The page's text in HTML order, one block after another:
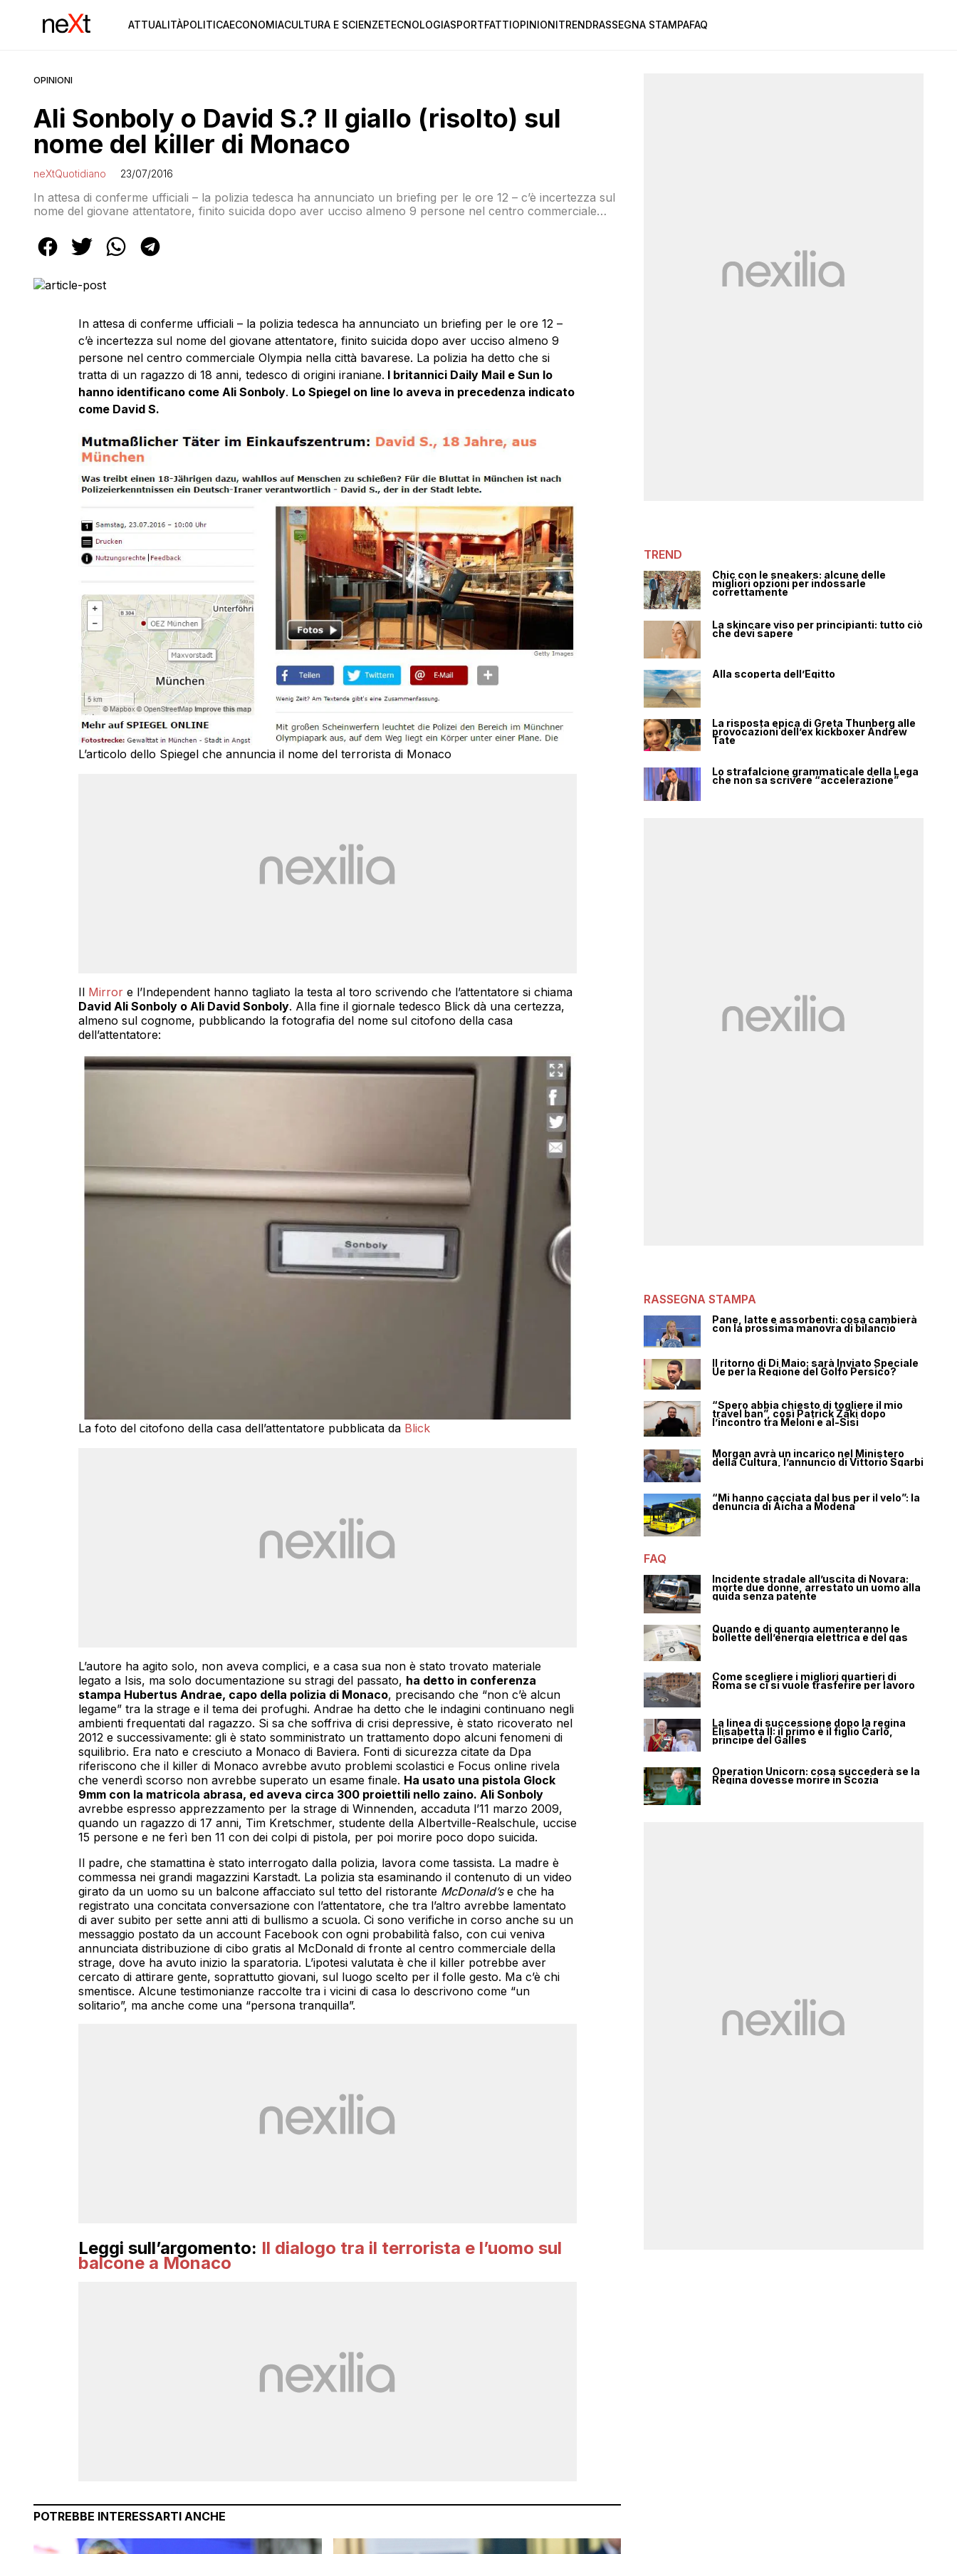
ATTUALITÀPOLITICAECONOMIACULTURA E SCIENZETECNOLOGIASPORTFATTIOPINIONITRENDRASSEGNA STAMPAFAQ
OPINIONI
Ali Sonboly o David S.? Il giallo (risolto) sul
nome del killer di Monaco
neXtQuotidiano 23/07/2016
In attesa di conferme ufficiali – la polizia tedesca ha annunciato un briefing per le ore 12 – c’è incertezza sul
nome del giovane attentatore, finito suicida dopo aver ucciso almeno 9 persone nel centro commerciale
In attesa di conferme ufficiali – la polizia tedesca ha annunciato un briefing per le ore 12 –
c’è incertezza sul nome del giovane attentatore, finito suicida dopo aver ucciso almeno 9
persone nel centro commerciale Olympia nella città bavarese. La polizia ha detto che si
tratta di un ragazzo di 18 anni, tedesco di origini iraniane. I britannici Daily Mail e Sun lo
hanno identificano come Ali Sonboly. Lo Spiegel on line lo aveva in precedenza indicato
come David S.
L’articolo dello Spiegel che annuncia il nome del terrorista di Monaco
Il Mirror e l’Independent hanno tagliato la testa al toro scrivendo che l’attentatore si chiama
David Ali Sonboly o Ali David Sonboly. Alla fine il giornale tedesco Blick dà una certezza,
almeno sul cognome, pubblicando la fotografia del nome sul citofono della casa
dell’attentatore:
La foto del citofono della casa dell’attentatore pubblicata da Blick
L’autore ha agito solo, non aveva complici, e a casa sua non è stato trovato materiale
legato a Isis, ma solo documentazione su stragi del passato, ha detto in conferenza
stampa Hubertus Andrae, capo della polizia di Monaco, precisando che “non c’è alcun
legame” tra la strage e il tema dei profughi. Andrae ha detto che le indagini continuano negli
ambienti frequentati dal ragazzo. Si sa che soffriva di crisi depressive, è stato ricoverato nel
2012 e successivamente: gli è stato somministrato un trattamento dopo alcuni fenomeni di
squilibrio. Era nato e cresciuto a Monaco di Baviera. Fonti di sicurezza citate da Dpa
riferiscono che il killer di Monaco avrebbe avuto problemi scolastici e Focus online rivela
che venerdì scorso non avrebbe superato un esame finale. Ha usato una pistola Glock
9mm con la matricola abrasa, ed aveva circa 300 proiettili nello zaino. Ali Sonboly
avrebbe espresso apprezzamento per la strage di Winnenden, accaduta l’11 marzo 2009,
quando un ragazzo di 17 anni, Tim Kretschmer, studente della Albertville-Realschule, uccise
15 persone e ne ferì ben 11 con dei colpi di pistola, per poi morire poco dopo suicida.
Il padre, che stamattina è stato interrogato dalla polizia, lavora come tassista. La madre è
commessa nei grandi magazzini Karstadt. La polizia sta esaminando il contenuto di un video
girato da un uomo su un balcone affacciato sul tetto del ristorante McDonald’se che ha
registrato una concitata conversazione con l’attentatore, che tra l’altro avrebbe lamentato
di aver subito per sette anni atti di bullismo a scuola. Ci sono verifiche in corso anche su un
messaggio postato da un account Facebook con ogni probabilità falso, con cui veniva
annunciata distribuzione di cibo gratis al McDonald di fronte al centro commerciale della
strage, dove ha avuto inizio la sparatoria. L’ipotesi valutata è che il killer potrebbe aver
cercato di attirare gente, soprattutto giovani, sul luogo scelto per il folle gesto. Ma c’è chi
smentisce. Alcune testimonianze raccolte tra i vicini di casa lo descrivono come “un
solitario”, ma anche come una “persona tranquilla”.
Leggi sull’argomento: Il dialogo tra il terrorista e l’uomo sul
balcone a Monaco
POTREBBE INTERESSARTI ANCHE
TREND
Chic con le sneakers: alcune delle
migliori opzioni per indossarle
correttamente
La skincare viso per principianti: tutto ciò
che devi sapere
Alla scoperta dell’Egitto
La risposta epica di Greta Thunberg alle
provocazioni dell’ex kickboxer Andrew
Tate
Lo strafalcione grammaticale della Lega
che non sa scrivere “accelerazione”
RASSEGNA STAMPA
Pane, latte e assorbenti: cosa cambierà
con la prossima manovra di bilancio
Il ritorno di Di Maio: sarà Inviato Speciale
Ue per la Regione del Golfo Persico?
“Spero abbia chiesto di togliere il mio
travel ban”, così Patrick Zaki dopo
l’incontro tra Meloni e al-Sisi
Morgan avrà un incarico nel Ministero
della Cultura, l’annuncio di Vittorio Sgarbi
“Mi hanno cacciata dal bus per il velo”: la
denuncia di Aicha a Modena
FAQ
Incidente stradale all’uscita di Novara:
morte due donne, arrestato un uomo alla
guida senza patente
Quando e di quanto aumenteranno le
bollette dell’energia elettrica e del gas
Come scegliere i migliori quartieri di
Roma se ci si vuole trasferire per lavoro
La linea di successione dopo la regina
Elisabetta II: il primo è il figlio Carlo,
principe del Galles
Operation Unicorn: cosa succederà se la
Regina dovesse morire in Scozia